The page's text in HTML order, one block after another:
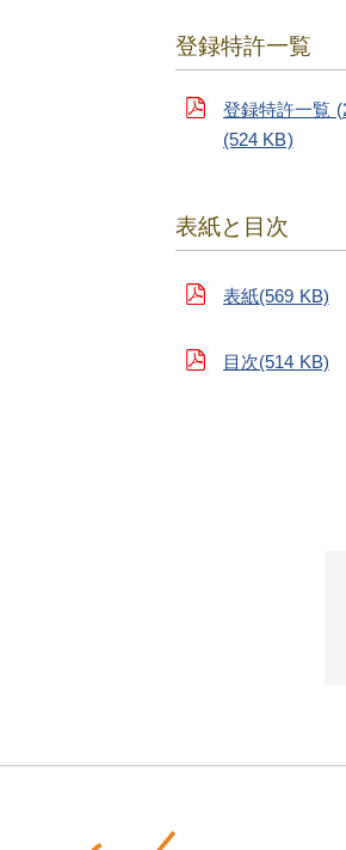
登録特許一覧
登録特許一覧
(524 KB)
表紙と目次
表紙(569 KB)
目次(514 KB)